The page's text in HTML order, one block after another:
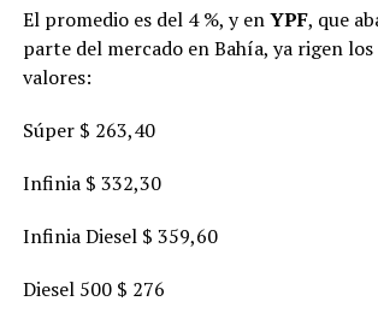
El promedio es del 4 %, y enYPF, que
parte del mercado en Bahía, ya rigen
valores:
Súper $ 263,40
Infinia $ 332,30
Infinia Diesel $ 359,60
Diesel 500 $ 276